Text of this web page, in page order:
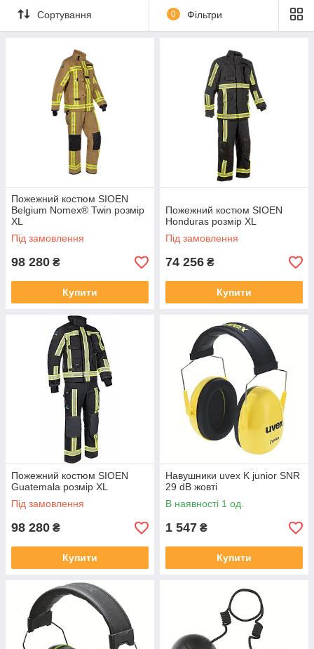
Сортування 0 Фільтри
Пожежний костюм SIOEN
Belgium Nomex® Twin розмір
XL
Під замовлення
98 280 ₴
Купити
Пожежний костюм SIOEN
Honduras розмір XL
Під замовлення
74 256 ₴
Купити
Пожежний костюм SIOEN
Guatemala розмір XL
Під замовлення
98 280 ₴
Купити
Навушники uvex K junior SNR
29 dB жовті
В наявності 1 од.
1 547 ₴
Купити